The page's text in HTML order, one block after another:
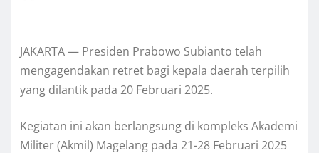
JAKARTA — Presiden Prabowo Subianto telah
mengagendakan retret bagi kepala daerah terpilih
yang dilantik pada 20 Februari 2025.
Kegiatan ini akan berlangsung di kompleks Akademi
Militer (Akmil) Magelang pada 21-28 Februari 2025